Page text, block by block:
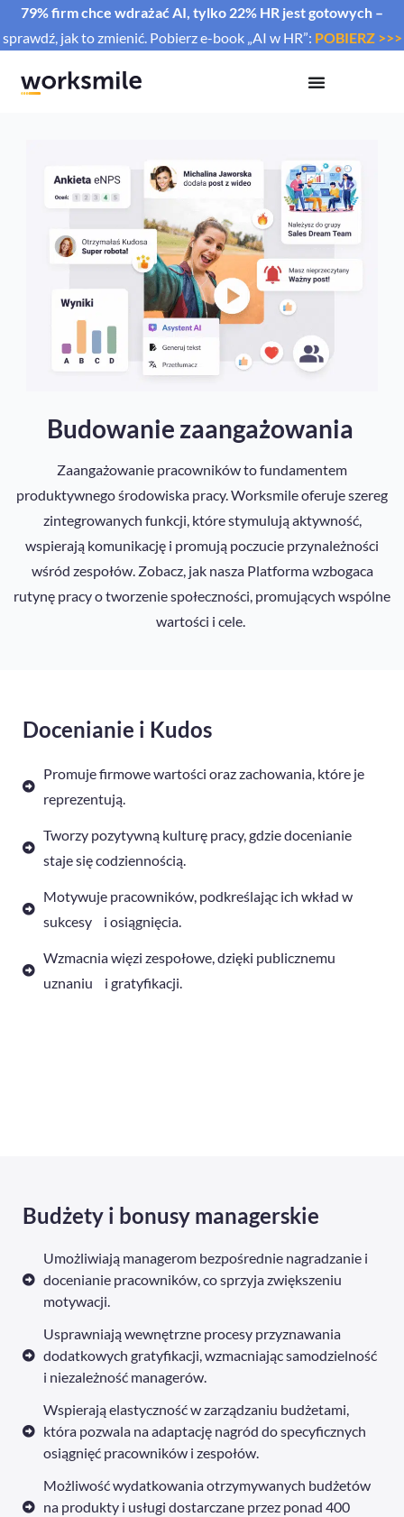
79% firm chce wdrażać AI, tylko 22% HR jest gotowych –
sprawdź, jak to zmienić. Pobierz e-book „AI w HR”: POBIERZ >>>
Budowanie zaangażowania
Zaangażowanie pracowników to fundamentem
produktywnego środowiska pracy. Worksmile oferuje szereg
zintegrowanych funkcji, które stymulują aktywność,
wspierają komunikację i promują poczucie przynależności
wśród zespołów. Zobacz, jak nasza Platforma wzbogaca
rutynę pracy o tworzenie społeczności, promujących wspólne
wartości i cele.
Docenianie i Kudos
Promuje firmowe wartości oraz zachowania, które je
reprezentują.
Tworzy pozytywną kulturę pracy, gdzie docenianie
staje się codziennością.
Motywuje pracowników, podkreślając ich wkład w
sukcesy i osiągnięcia.
Wzmacnia więzi zespołowe, dzięki publicznemu
uznaniu i gratyfikacji.
Budżety i bonusy managerskie
Umożliwiają managerom bezpośrednie nagradzanie i
docenianie pracowników, co sprzyja zwiększeniu
motywacji.
Usprawniają wewnętrzne procesy przyznawania
dodatkowych gratyfikacji, wzmacniając samodzielność
i niezależność managerów.
Wspierają elastyczność w zarządzaniu budżetami,
która pozwala na adaptację nagród do specyficznych
osiągnięć pracowników i zespołów.
Możliwość wydatkowania otrzymywanych budżetów
na produkty i usługi dostarczane przez ponad 400